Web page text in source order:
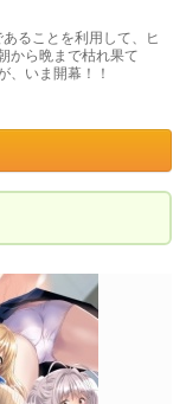
ることを利用して、ヒ
から晩まで枯れ果て
、いま開幕！！